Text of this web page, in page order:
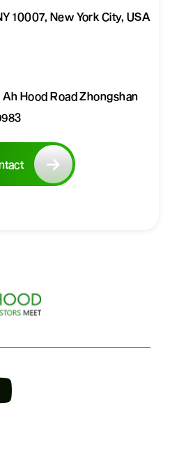
10007, New York City, USA
Ah Hood Road Zhongshan